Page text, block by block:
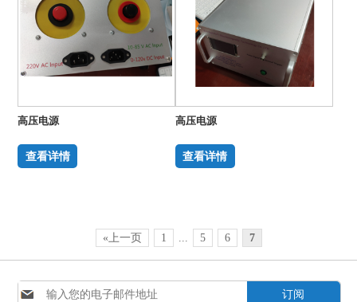
高压电源
查看详情
高压电源
查看详情
«上一页 1 ... 5 6 7
订阅